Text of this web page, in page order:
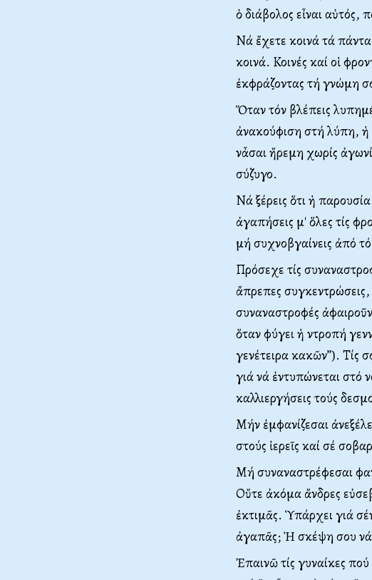
ὁ διάβολος εἶναι
Νά ἔχετε κοινά τά
κοινά. Κοινές καί οἱ
ἐκφράζοντας τή γνώμη
Ὅταν τόν βλέπεις
ἀνακούφιση στή λύπη,
νἆσαι ἤρεμη χωρίς
σύζυγο.
Νά ξέρεις ὅτι ἡ
ἀγαπήσεις μ' ὅλες τίς
μή συχνοβγαίνεις ἀπό
Πρόσεχε τίς
ἄπρεπες συγκεντρώσεις,
συναναστροφές
ὅταν φύγει ἡ ντροπή
γενέτειρα κακῶν”). Τίς
γιά νά ἐντυπώνεται στό
καλλιεργήσεις τούς
Μήν ἐμφανίζεσαι
στούς ἱερεῖς καί σέ
Μή συναναστρέφεσαι
Οὔτε ἀκόμα ἄνδρες
ἐκτιμᾶς. Ὑπάρχει γιά
ἀγαπᾶς; Ἡ σκέψη σου νά
Ἐπαινῶ τίς γυναίκες